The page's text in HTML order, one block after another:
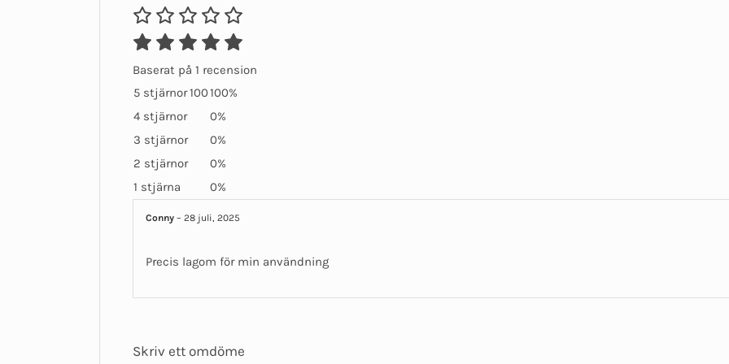
Baserat på 1 recension
5 stjärnor100100%
4 stjärnor
0%
3 stjärnor
0%
2 stjärnor
0%
1 stjärna
0%
Conny – 28 juli, 2025
Precis lagom för min användning
Skriv ett omdöme